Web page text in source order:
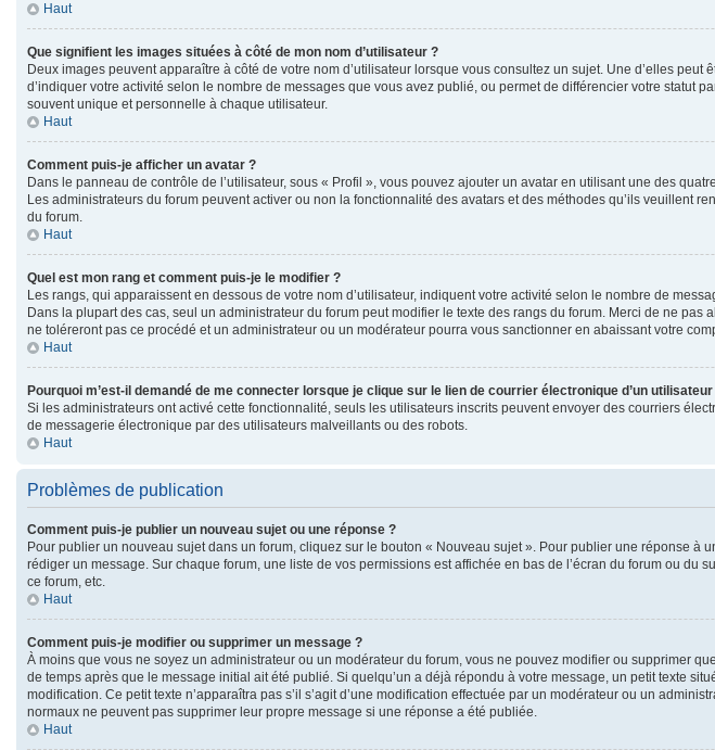
Haut
Que signifient les images situées à côté de mon nom d’utilisateur ?
Deux images peuvent apparaître à côté de votre nom d’utilisateur lorsque vous consultez un sujet. Une d’elles
d’indiquer votre activité selon le nombre de messages que vous avez publié, ou permet de différencier votre statut
souvent unique et personnelle à chaque utilisateur.
Haut
Comment puis-je afficher un avatar ?
Dans le panneau de contrôle de l’utilisateur, sous « Profil », vous pouvez ajouter un avatar en utilisant une des
Les administrateurs du forum peuvent activer ou non la fonctionnalité des avatars et des méthodes qu’ils veuillent
du forum.
Haut
Quel est mon rang et comment puis-je le modifier ?
Les rangs, qui apparaissent en dessous de votre nom d’utilisateur, indiquent votre activité selon le nombre de
Dans la plupart des cas, seul un administrateur du forum peut modifier le texte des rangs du forum. Merci de ne
ne toléreront pas ce procédé et un administrateur ou un modérateur pourra vous sanctionner en abaissant votre
Haut
Pourquoi m’est-il demandé de me connecter lorsque je clique sur le lien de courrier électronique d’un utilisateur
Si les administrateurs ont activé cette fonctionnalité, seuls les utilisateurs inscrits peuvent envoyer des courriers
de messagerie électronique par des utilisateurs malveillants ou des robots.
Haut
Problèmes de publication
Comment puis-je publier un nouveau sujet ou une réponse ?
Pour publier un nouveau sujet dans un forum, cliquez sur le bouton « Nouveau sujet ». Pour publier une réponse
rédiger un message. Sur chaque forum, une liste de vos permissions est affichée en bas de l’écran du forum ou
ce forum, etc.
Haut
Comment puis-je modifier ou supprimer un message ?
À moins que vous ne soyez un administrateur ou un modérateur du forum, vous ne pouvez modifier ou supprimer
de temps après que le message initial ait été publié. Si quelqu’un a déjà répondu à votre message, un petit texte
modification. Ce petit texte n’apparaîtra pas s’il s’agit d’une modification effectuée par un modérateur ou un
normaux ne peuvent pas supprimer leur propre message si une réponse a été publiée.
Haut